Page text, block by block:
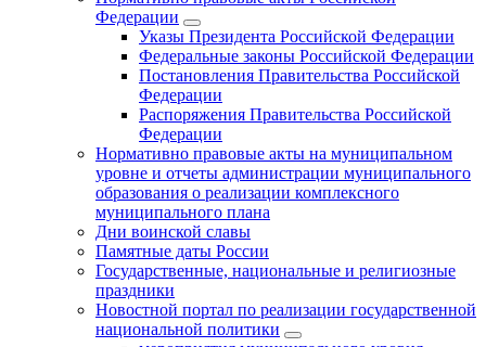
Федерации
Указы Президента Российской Федерации
Федеральные законы Российской Федерации
Постановления Правительства Российской
Федерации
Распоряжения Правительства Российской
Федерации
Нормативно правовые акты на муниципальном
уровне и отчеты администрации муниципального
образования о реализации комплексного
муниципального плана
Дни воинской славы
Памятные даты России
Государственные, национальные и религиозные
праздники
Новостной портал по реализации государственной
национальной политики